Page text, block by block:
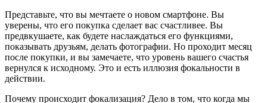
Представьте, что вы мечтаете о новом смартфоне. Вы
уверены, что его покупка сделает вас счастливее. Вы
предвкушаете, как будете наслаждаться его функциями,
показывать друзьям, делать фотографии. Но проходит месяц
после покупки, и вы замечаете, что уровень вашего счастья
вернулся к исходному. Это и есть иллюзия фокальности в
действии.
Почему происходит фокализация? Дело в том, что когда мы